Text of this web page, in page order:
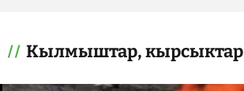
Кылмыштар, кырсыктар